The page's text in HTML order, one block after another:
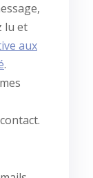
lu et
aux
.